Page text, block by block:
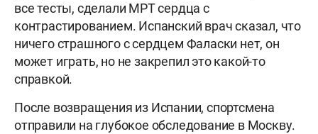
все тесты, сделали МРТ сердца с
контрастированием. Испанский врач сказал, что
ничего страшного с сердцем Фаласки нет, он
может играть, но не закрепил это какой-то
справкой.
После возвращения из Испании, спортсмена
отправили на глубокое обследование в Москву.